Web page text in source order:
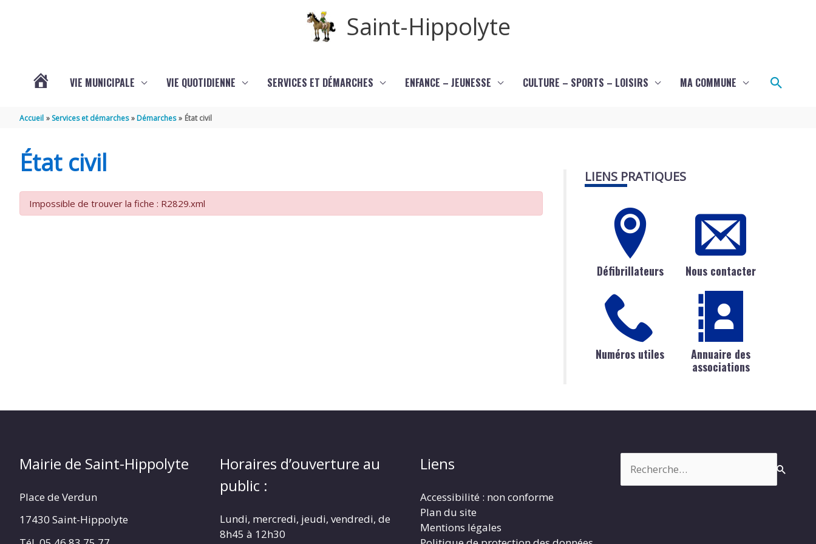
Saint-Hippolyte
SAINT-
VIE MUNICIPALE VIE QUOTIDIENNE SERVICES ET DÉMARCHES ENFANCE – JEUNESSE CULTURE – SPORTS – LOISIRS MA COMMUNE
Accueil Services et démarches Démarches État civil
État civil
Impossible de trouver la fiche : R2829.xml
LIENS PRATIQUES
Défibrillateurs Nous contacter
Numéros utiles
Annuaire des
associations
Mairie de Saint-Hippolyte
Place de Verdun
17430 Saint-Hippolyte
Horaires d’ouverture au
public :
Lundi, mercredi, jeudi, vendredi, de
8h45 à 12h30
Liens
Accessibilité : non conforme
Plan du site
Mentions légales